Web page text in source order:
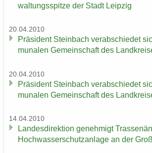
wal­tungs­spit­ze der Stadt Leip­zig
20.04.2010
Prä­si­dent Stein­bach ver­ab­schie­det
mu­na­len Ge­mein­schaft des
20.04.2010
Prä­si­dent Stein­bach ver­ab­schie­det
mu­na­len Ge­mein­schaft des
14.04.2010
Lan­des­di­rek­ti­on ge­neh­migt
Hoch­was­ser­schutz­an­la­ge an der